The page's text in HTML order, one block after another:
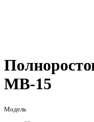
MB-15
Модель